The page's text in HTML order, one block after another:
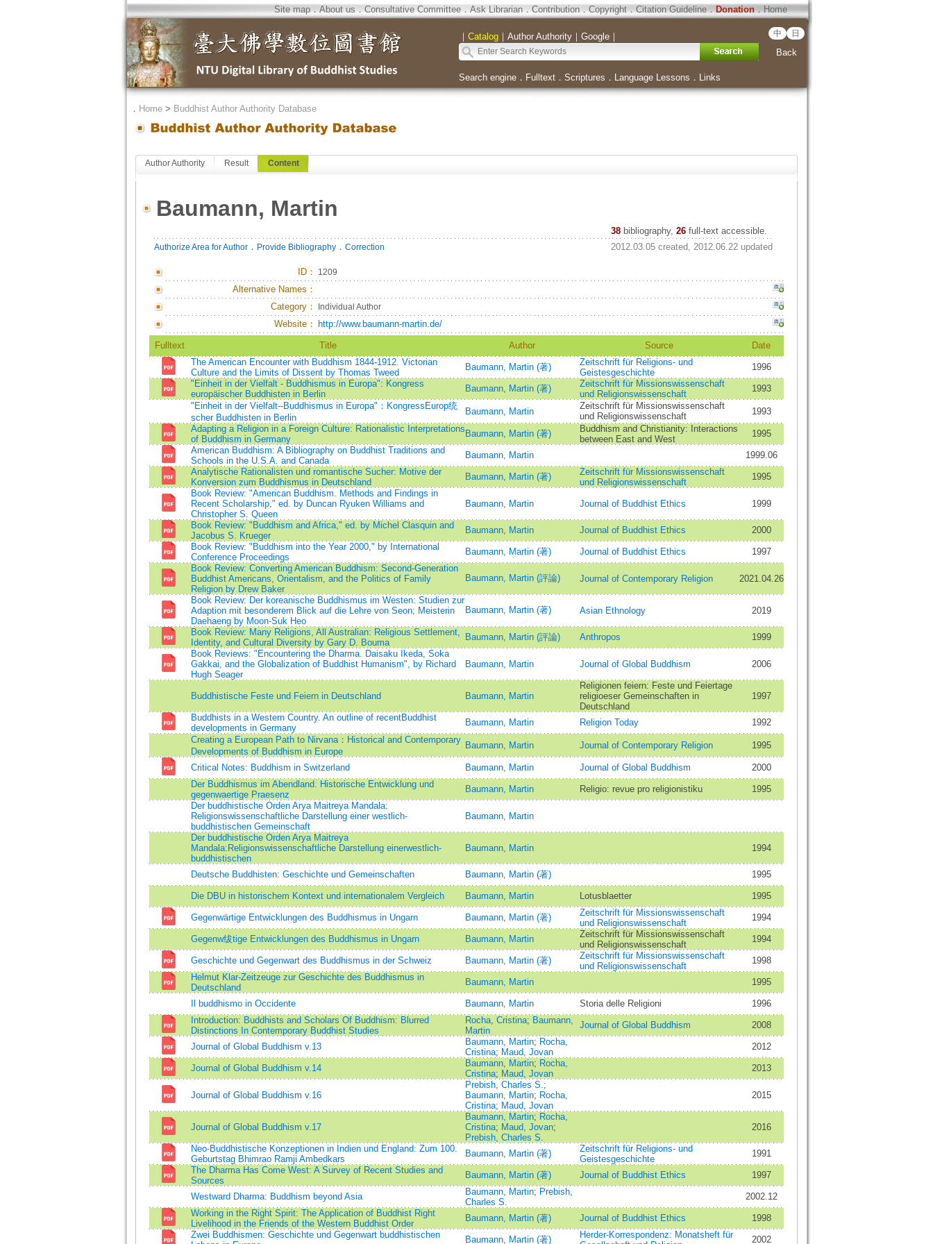
Site map．About us．Consultative Committee．Ask Librarian．Contribution．Copyright．Citation Guideline．Donation．Home
｜ Catalog｜ Author Authority｜ Google｜ 中 日
Back
Search engine． Fulltext． Scriptures ． Language Lessons ． Links
． Home> Buddhist Author Authority Database
Author Authority Result Content
Baumann, Martin
38 bibliography, 26full-text accessible.
Authorize Area for Author． Provide Bibliography． Correction 2012.03.05 created, 2012.06.22 updated
ID： 1209
Alternative Names：
Category：
Individual Author
Website： http://www.baumann-martin.de/
Fulltext Title Author Source
Date
The American Encounter with Buddhism 1844-1912. Victorian
Culture and the Limits of Dissent by Thomas Tweed
Baumann, Martin (著)
Zeitschrift für Religions- und
Geistesgeschichte
1996
"Einheit in der Vielfalt - Buddhismus in Europa": Kongress
europäischer Buddhisten in Berlin
Baumann, Martin (著)
Zeitschrift für Missionswissenschaft
und Religionswissenschaft
1993
"Einheit in der Vielfalt--Buddhismus in Europa"：KongressEurop统
scher Buddhisten in Berlin
Baumann, Martin
Zeitschrift für Missionswissenschaft
und Religionswissenschaft
1993
Adapting a Religion in a Foreign Culture: Rationalistic Interpretations
of Buddhism in Germany
Baumann, Martin (著)
Buddhism and Christianity: Interactions
between East and West
1995
American Buddhism: A Bibliography on Buddhist Traditions and
Schools in the U.S.A. and Canada
Baumann, Martin
1999.06
Analytische Rationalisten und romantische Sucher: Motive der
Konversion zum Buddhismus in Deutschland
Baumann, Martin (著)
Zeitschrift für Missionswissenschaft
und Religionswissenschaft
1995
Book Review: "American Buddhism. Methods and Findings in
Recent Scholarship," ed. by Duncan Ryuken Williams and
Christopher S. Queen
Baumann, Martin Journal of Buddhist Ethics 1999
Book Review: "Buddhism and Africa," ed. by Michel Clasquin and
Jacobus S. Krueger
Baumann, Martin Journal of Buddhist Ethics
2000
Book Review: "Buddhism into the Year 2000," by International
Conference Proceedings
Baumann, Martin (著) Journal of Buddhist Ethics
1997
Book Review: Converting American Buddhism: Second-Generation
Buddhist Americans, Orientalism, and the Politics of Family
Religion by Drew Baker
Baumann, Martin (評論) Journal of Contemporary Religion 2021.04.26
Book Review: Der koreanische Buddhismus im Westen: Studien zur
Adaption mit besonderem Blick auf die Lehre von Seon; Meisterin
Daehaeng by Moon-Suk Heo
Baumann, Martin (著) Asian Ethnology 2019
Book Review: Many Religions, All Australian: Religious Settlement,
Identity, and Cultural Diversity by Gary D. Bouma
Baumann, Martin (評論) Anthropos
1999
Book Reviews: "Encountering the Dharma. Daisaku Ikeda, Soka
Gakkai, and the Globalization of Buddhist Humanism", by Richard
Hugh Seager
Baumann, Martin Journal of Global Buddhism 2006
Buddhistische Feste und Feiern in Deutschland Baumann, Martin
Religionen feiern: Feste und Feiertage
religioeser Gemeinschaften in
Deutschland
1997
Buddhists in a Western Country. An outline of recentBuddhist
developments in Germany
Baumann, Martin Religion Today
1992
Creating a European Path to Nirvana：Historical and Contemporary
Developments of Buddhism in Europe
Baumann, Martin Journal of Contemporary Religion 1995
Critical Notes: Buddhism in Switzerland Baumann, Martin Journal of Global Buddhism
2000
Der Buddhismus im Abendland. Historische Entwicklung und
gegenwaertige Praesenz
Baumann, Martin Religio: revue pro religionistiku
1995
Der buddhistische Orden Arya Maitreya Mandala:
Religionswissenschaftliche Darstellung einer westlich-
buddhistischen Gemeinschaft
Baumann, Martin
Der buddhistische Orden Arya Maitreya
Mandala:Religionswissenschaftliche Darstellung einerwestlich-
buddhistischen
Baumann, Martin 1994
Deutsche Buddhisten: Geschichte und Gemeinschaften Baumann, Martin (著) 1995
Die DBU in historischem Kontext und internationalem Vergleich Baumann, Martin Lotusblaetter 1995
Gegenwärtige Entwicklungen des Buddhismus in Ungarn Baumann, Martin (著)
Zeitschrift für Missionswissenschaft
und Religionswissenschaft
1994
Gegenw绂tige Entwicklungen des Buddhismus in Ungarn Baumann, Martin
Zeitschrift für Missionswissenschaft
und Religionswissenschaft
1994
Geschichte und Gegenwart des Buddhismus in der Schweiz Baumann, Martin (著)
Zeitschrift für Missionswissenschaft
und Religionswissenschaft
1998
Helmut Klar-Zeitzeuge zur Geschichte des Buddhismus in
Deutschland
Baumann, Martin 1995
Il buddhismo in Occidente Baumann, Martin Storia delle Religioni
1996
Introduction: Buddhists and Scholars Of Buddhism: Blurred
Distinctions In Contemporary Buddhist Studies
Rocha, Cristina; Baumann,
Martin
Journal of Global Buddhism 2008
Journal of Global Buddhism v.13 Baumann, Martin; Rocha,
Cristina; Maud, Jovan
2012
Journal of Global Buddhism v.14 Baumann, Martin; Rocha,
Cristina; Maud, Jovan
2013
Journal of Global Buddhism v.16
Prebish, Charles S.;
Baumann, Martin; Rocha,
Cristina; Maud, Jovan
2015
Journal of Global Buddhism v.17
Baumann, Martin; Rocha,
Cristina; Maud, Jovan;
Prebish, Charles S.
2016
Neo-Buddhistische Konzeptionen in Indien und England: Zum 100.
Geburtstag Bhimrao Ramji Ambedkars
Baumann, Martin (著)
Zeitschrift für Religions- und
Geistesgeschichte
1991
The Dharma Has Come West: A Survey of Recent Studies and
Sources
Baumann, Martin (著) Journal of Buddhist Ethics 1997
Westward Dharma: Buddhism beyond Asia Baumann, Martin; Prebish,
Charles S.
2002.12
Working in the Right Spirit: The Application of Buddhist Right
Livelihood in the Friends of the Western Buddhist Order
Baumann, Martin (著) Journal of Buddhist Ethics
1998
Zwei Buddhismen: Geschichte und Gegenwart buddhistischen
Baumann, Martin (著)
Herder-Korrespondenz: Monatsheft für
2002